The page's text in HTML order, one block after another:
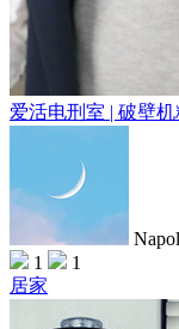
爱活电刑室 | 破壁
1
1
居家